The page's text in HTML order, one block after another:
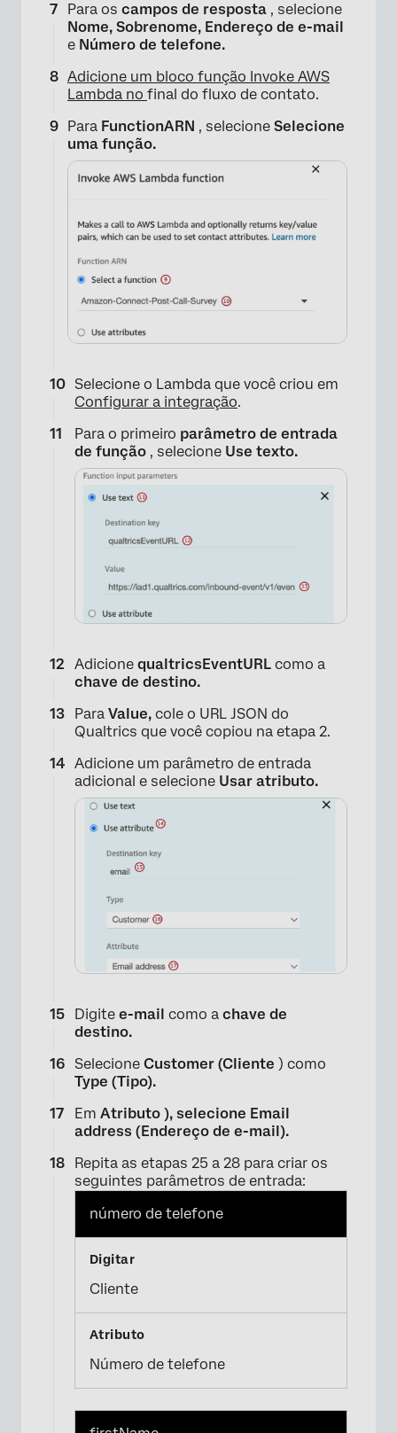
×
Para os campos de resposta , selecione
Nome, Sobrenome, Endereço de e-mail
e Número de telefone.
Adicione um bloco função Invoke AWS
Lambda no final do fluxo de contato.
Para FunctionARN , selecione Selecione
uma função.
×
Selecione o Lambda que você criou em
Configurar a integração.
Para o primeiro parâmetro de entrada
de função , selecione Use texto.
×
Adicione qualtricsEventURL como a
chave de destino.
Para Value, cole o URL JSON do
Qualtrics que você copiou na etapa 2.
Adicione um parâmetro de entrada
adicional e selecione Usar atributo.
Digite e-mail como a chave de
destino.
Selecione Customer (Cliente ) como
Type (Tipo).
Em Atributo ), selecione Email
address (Endereço de e-mail).
Repita as etapas 25 a 28 para criar os
seguintes parâmetros de entrada:
número de telefone
Cliente
Número de telefone